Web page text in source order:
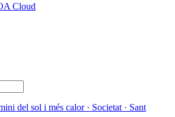
Cloud
del sol i més calor · Societat · Sant